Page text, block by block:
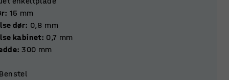
: 15 mm
dør: 0,8 mm
kabinet: 0,7 mm
: 300 mm
Benstel